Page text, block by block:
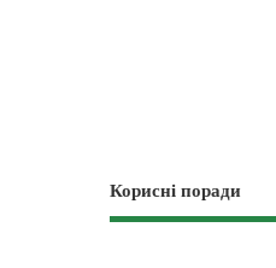
Корисні поради